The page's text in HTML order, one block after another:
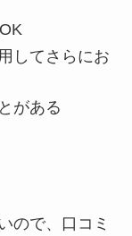
してさらにお
がある
ので、口コミ